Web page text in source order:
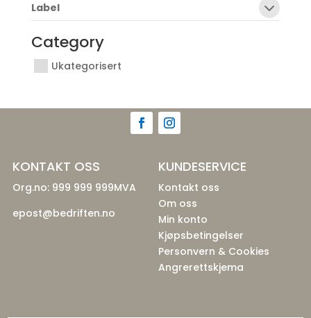
Label
Category
Ukategorisert
KONTAKT OSS
Org.no: 999 999 999MVA
epost@bedriften.no
KUNDESERVICE
Kontakt oss
Om oss
Min konto
Kjøpsbetingelser
Personvern & Cookies
Angrerettskjema